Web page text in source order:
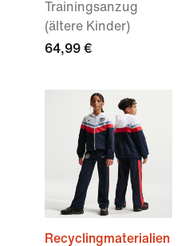
Trainingsanzug
(ältere Kinder)
64,99 €
Recyclingmaterialien